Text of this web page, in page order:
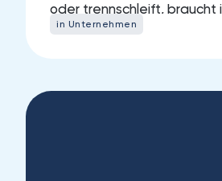
oder trennschleift, braucht
in Unternehmen